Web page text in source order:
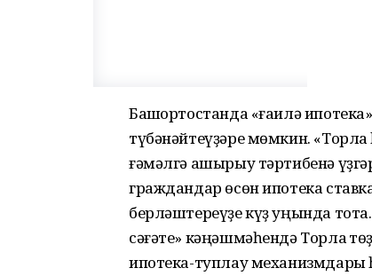
Башҡортостанда «ғаилә
түбәнәйтеүҙәре мөмкин.
ғәмәлгә ашырыу тәртибенә
граждандар өсөн ипотека
берләштереүҙе күҙ уңында
сәғәте» кәңәшмәһендә Торлаҡ
ипотека-туплау